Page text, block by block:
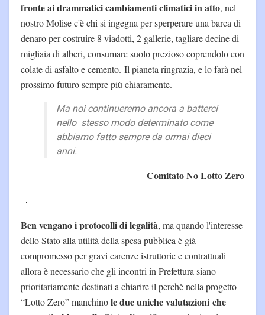
fronte ai drammatici cambiamenti climatici in atto, nel
nostro Molise c'è chi si ingegna per sperperare una barca di
denaro per costruire 8 viadotti, 2 gallerie, tagliare decine di
migliaia di alberi, consumare suolo prezioso coprendolo con
colate di asfalto e cemento. Il pianeta ringrazia, e lo farà nel
prossimo futuro sempre più chiaramente.
Ma noi continueremo ancora a batterci
nello stesso modo determinato come
abbiamo fatto sempre da ormai dieci
anni.
Comitato No Lotto Zero
Ben vengano i protocolli di legalità, ma quando l'interesse
dello Stato alla utilità della spesa pubblica è già
compromesso per gravi carenze istruttorie e contrattuali
allora è necessario che gli incontri in Prefettura siano
prioritariamente destinati a chiarire il perchè nella progetto
“Lotto Zero” manchinole due uniche valutazioni che